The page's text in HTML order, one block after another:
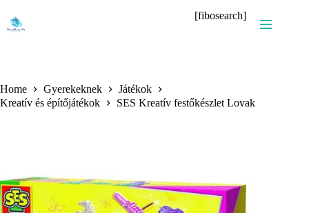
content
[fibosearch]
Home Gyerekeknek
Játékok
Kreatív és építőjátékok
SES Kreatív festőkészlet Lovak